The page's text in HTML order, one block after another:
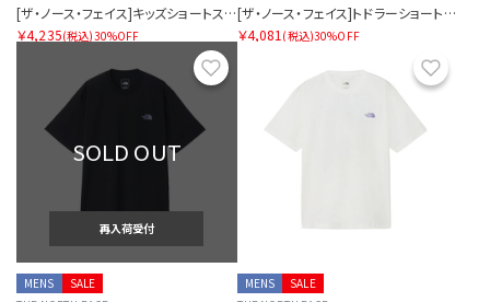
[ザ・ノース・フェイス]キッズショートスリーブノベルティビッグルートティー
￥4,235(税込)30%OFF
[ザ・ノース・フェイス]トドラーショートスリーブノベルティビッグルートティー
￥4,081 (税込)30%OFF
お気に入り
SOLD OUT
再入荷受付
SALE
MENS
SALE
MENS